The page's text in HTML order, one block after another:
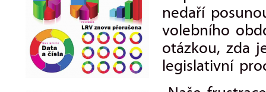
nedaří
volebního
otázkou, zda
legislativní